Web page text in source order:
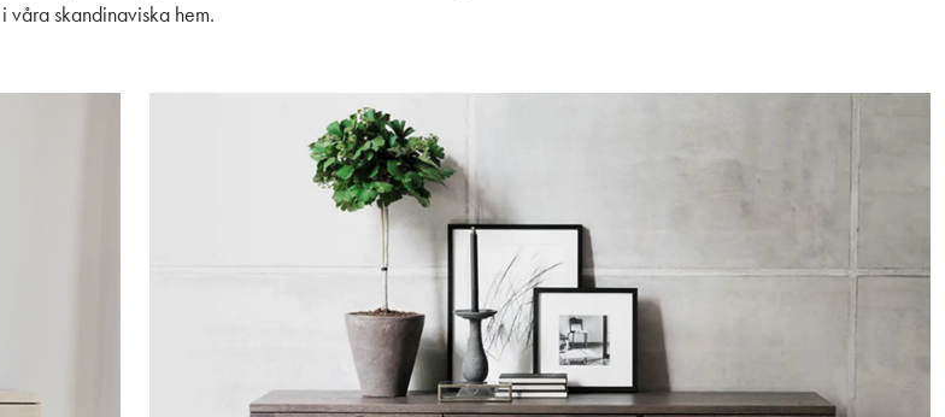
våra skandinaviska hem.